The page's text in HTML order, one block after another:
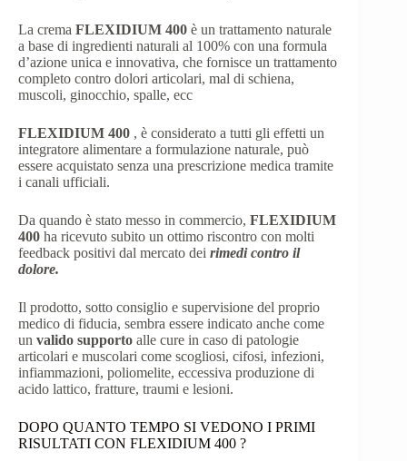
La crema FLEXIDIUM 400 è un trattamento naturale
a base di ingredienti naturali al 100% con una formula
d’azione unica e innovativa, che fornisce un trattamento
completo contro dolori articolari, mal di schiena,
muscoli, ginocchio, spalle, ecc
FLEXIDIUM 400 , è considerato a tutti gli effetti un
integratore alimentare a formulazione naturale, può
essere acquistato senza una prescrizione medica tramite
i canali ufficiali.
Da quando è stato messo in commercio, FLEXIDIUM
400 ha ricevuto subito un ottimo riscontro con molti
feedback positivi dal mercato dei rimedi contro il
dolore.
Il prodotto, sotto consiglio e supervisione del proprio
medico di fiducia, sembra essere indicato anche come
un valido supporto alle cure in caso di patologie
articolari e muscolari come scogliosi, cifosi, infezioni,
infiammazioni, poliomelite, eccessiva produzione di
acido lattico, fratture, traumi e lesioni.
DOPO QUANTO TEMPO SI VEDONO I PRIMI
RISULTATI CON FLEXIDIUM 400 ?